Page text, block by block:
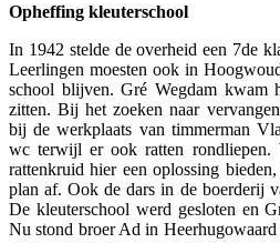
Opheffing kleuterschool
In 1942 stelde de overheid een 7de
Leerlingen moesten ook in
school blijven. Gré Wegdam kwam
zitten. Bij het zoeken naar
bij de werkplaats van timmerman
wc terwijl er ook ratten rondliepen.
rattenkruid hier een oplossing
plan af. Ook de dars in de boerderij
De kleuterschool werd gesloten en
Nu stond broer Ad in